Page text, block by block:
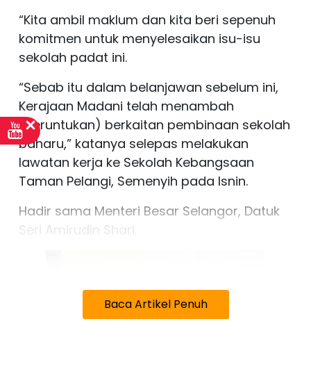
“Kita ambil maklum dan kita beri sepenuh
komitmen untuk menyelesaikan isu-isu
sekolah padat ini.
“Sebab itu dalam belanjawan sebelum ini,
Kerajaan Madani telah menambah
(peruntukan) berkaitan pembinaan sekolah
baharu,” katanya selepas melakukan
lawatan kerja ke Sekolah Kebangsaan
Taman Pelangi, Semenyih pada Isnin.
Hadir sama Menteri Besar Selangor, Datuk
Seri Amirudin Shari.
Baca Artikel Penuh